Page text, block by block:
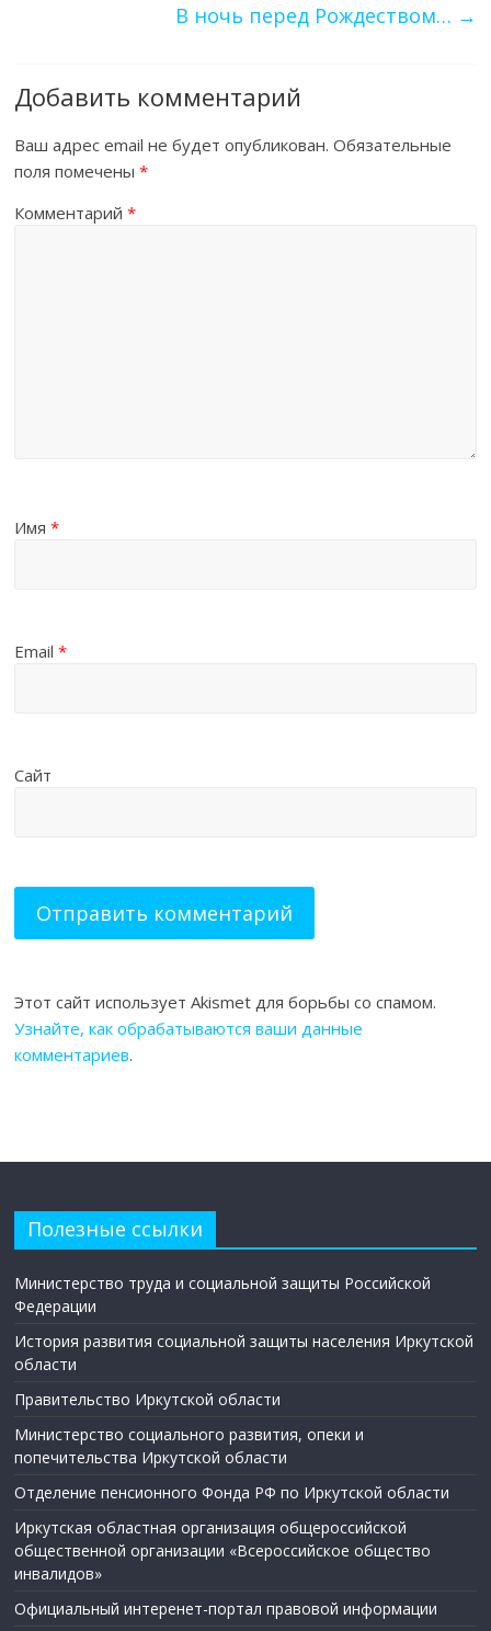
В ночь перед Рождеством… →
Добавить комментарий
Ваш адрес email не будет опубликован. Обязательные
поля помечены*
Комментарий*
Имя*
Email*
Сайт
Этот сайт использует Akismet для борьбы со спамом.
Узнайте, как обрабатываются ваши данные
комментариев.
Полезные ссылки
Министерство труда и социальной защиты Российской
Федерации
История развития социальной защиты населения Иркутской
области
Правительство Иркутской области
Министерство социального развития, опеки и
попечительства Иркутской области
Отделение пенсионного Фонда РФ по Иркутской области
Иркутская областная организация общероссийской
общественной организации «Всероссийское общество
инвалидов»
Официальный интеренет-портал правовой информации